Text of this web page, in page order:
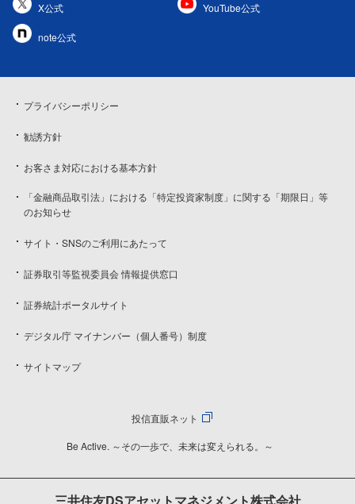
X公式 YouTube公式
note公式
プライバシーポリシー
勧誘方針
お客さま対応における基本方針
「金融商品取引法」における「特定投資家制度」に関する「期限日」等
のお知らせ
サイト・SNSのご利用にあたって
証券取引等監視委員会 情報提供窓口
証券統計ポータルサイト
デジタル庁 マイナンバー（個人番号）制度
サイトマップ
投信直販ネット
Be Active. ～その一歩で、未来は変えられる。～